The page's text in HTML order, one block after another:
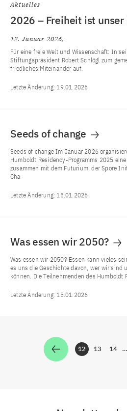
Aktuelles
2026 – Freiheit ist unser
12. Januar 2026
Für eine freie Welt und Wissenschaft: In
Stiftungspräsident Robert Schlögl zum
friedliches Miteinander auf.
Letzte Änderung:19.01.2026
Seeds of change
Seeds of change Im Januar 2026
Humboldt Residency-Programms 2025
zusammen mit dem Futurium, der Spore
Cha
Letzte Änderung:15.01.2026
Was essen wir 2050?
Was essen wir 2050? Essen kann vieles
es uns die Geschichte davon, wer wir sind
können. Die Teilnehmenden des Humboldt
Letzte Änderung:15.01.2026
Zur Seite
12 Zur Seite
13 Zur
14 …